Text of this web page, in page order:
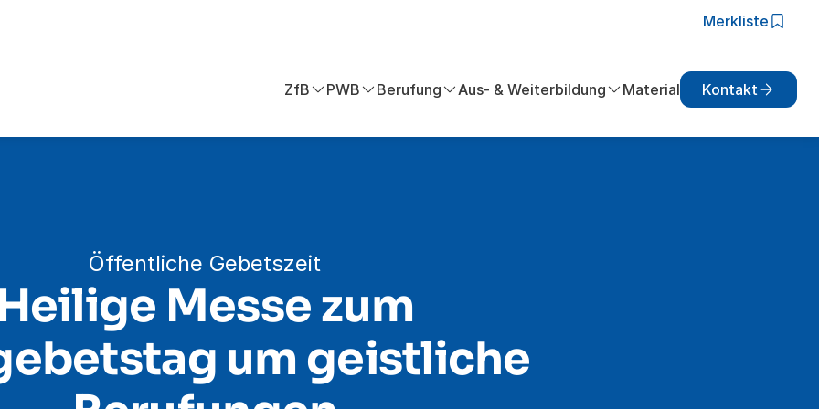
Merkliste
ZfB PWB Berufung Aus- & Weiterbildung Material Kontakt
Öffentliche Gebetszeit
Heilige Messe zum
um geistliche